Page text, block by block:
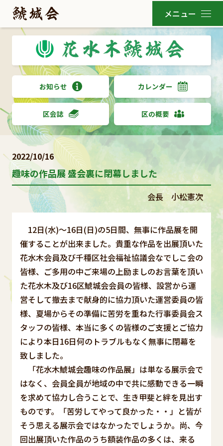
お知らせ カレンダー
区会誌 区の概要
2022/10/16
趣味の作品展 盛会裏に閉幕しました
会長 小松憲次
12日(水)～16日(日)の5日間、無事に作品展を開
催することが出来ました。貴重な作品を出展頂いた
花水木会員及び千種区社会福祉協議会なでしこ会の
皆様、ご多用の中ご来場の上励ましのお言葉を頂い
た花水木及び16区鯱城会会員の皆様、設営から運
営そして撤去まで献身的に協力頂いた運営委員の皆
様、夏場からその準備に苦労を重ねた行事委員会ス
タッフの皆様、本当に多くの皆様のご支援とご協力
により本日16日何のトラブルもなく無事に閉幕を
致しました。
「花水木鯱城会趣味の作品展」は単なる展示会で
はなく、会員全員が地域の中で共に感動できる一瞬
を求めて協力し合うことで、生き甲斐と絆を見出す
ものです。「苦労してやって良かった・・」と皆が
そう思える展示会ではなかったでしょうか。尚、今
回出展頂いた作品のうち額装作品の多くは、来る